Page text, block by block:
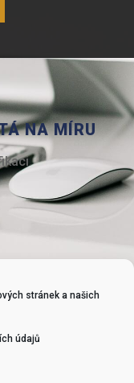
stránek a našich
údajů
NA MÍRU